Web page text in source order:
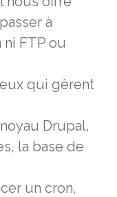
à
ni FTP ou
qui gèrent
Drupal,
la base de
un cron,